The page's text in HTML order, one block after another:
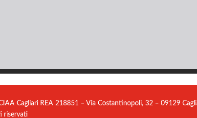
Cagliari REA 218851 – Via Costantinopoli, 32 – 09129
riservati